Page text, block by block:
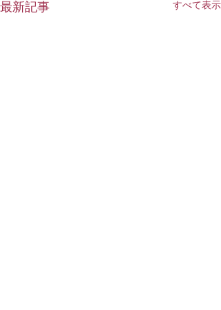
最新記事 すべて表示